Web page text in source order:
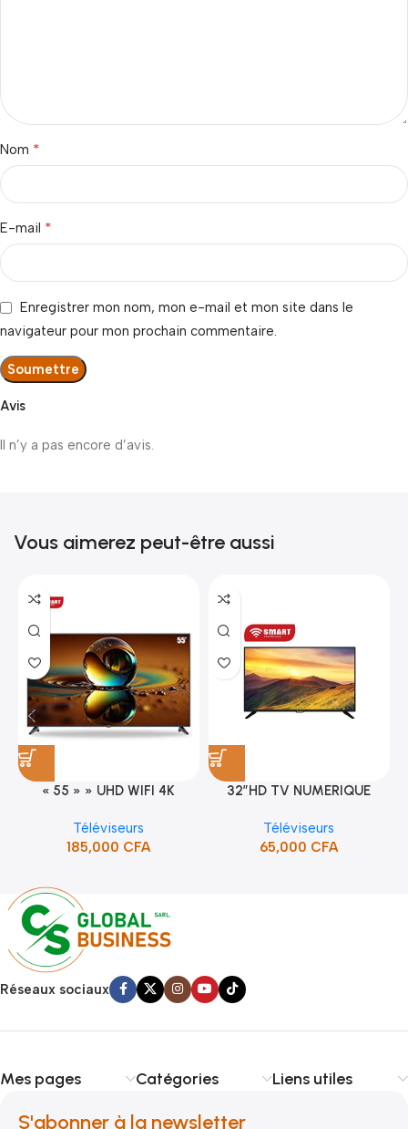
Avis
Il n’y a pas encore d’avis.
Nom *
E-mail *
Enregistrer mon nom, mon e-mail et mon site dans le
navigateur pour mon prochain commentaire.
Vous aimerez peut-être aussi
« 55 » » UHD WIFI 4K
Téléviseurs
185,000 CFA
32″HD TV NUMERIQUE
BORDURE/SUPPORT(STT-
5132A)
Téléviseurs
65,000 CFA
Réseaux sociaux
Mes pages Catégories Liens utiles
S'abonner à la newsletter